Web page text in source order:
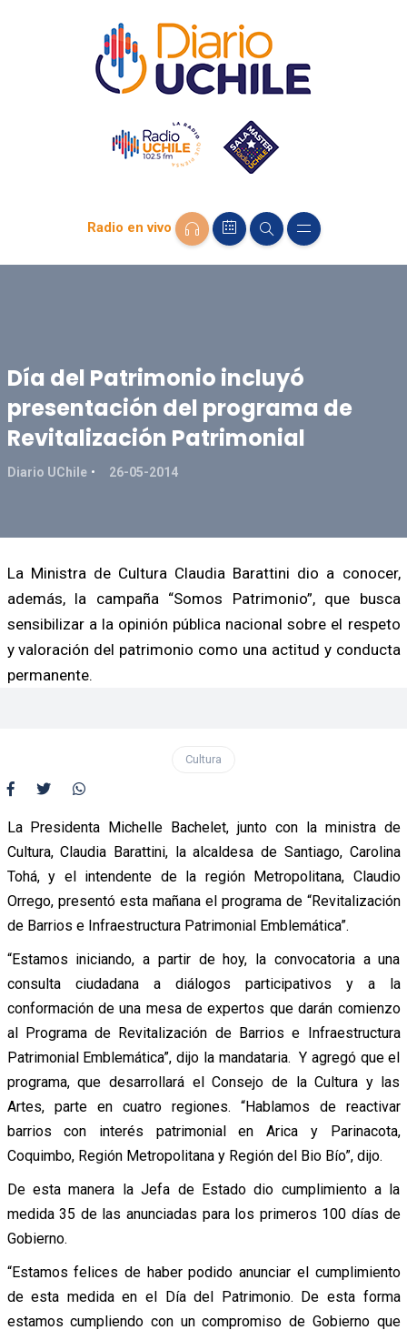
Radio en vivo
Día del Patrimonio incluyó
presentación del programa de
Revitalización Patrimonial
Diario UChile 26-05-2014
La Ministra de Cultura Claudia Barattini dio a conocer,
además, la campaña “Somos Patrimonio”, que busca
sensibilizar a la opinión pública nacional sobre el respeto
y valoración del patrimonio como una actitud y conducta
permanente.
Cultura
La Presidenta Michelle Bachelet, junto con la ministra de
Cultura, Claudia Barattini, la alcaldesa de Santiago, Carolina
Tohá, y el intendente de la región Metropolitana, Claudio
Orrego, presentó esta mañana el programa de “Revitalización
de Barrios e Infraestructura Patrimonial Emblemática”.
“Estamos iniciando, a partir de hoy, la convocatoria a una
consulta ciudadana a diálogos participativos y a la
conformación de una mesa de expertos que darán comienzo
al Programa de Revitalización de Barrios e Infraestructura
Patrimonial Emblemática”, dijo la mandataria. Y agregó que el
programa, que desarrollará el Consejo de la Cultura y las
Artes, parte en cuatro regiones. “Hablamos de reactivar
barrios con interés patrimonial en Arica y Parinacota,
Coquimbo, Región Metropolitana y Región del Bio Bío”, dijo.
De esta manera la Jefa de Estado dio cumplimiento a la
medida 35 de las anunciadas para los primeros 100 días de
Gobierno.
“Estamos felices de haber podido anunciar el cumplimiento
de esta medida en el Día del Patrimonio. De esta forma
estamos cumpliendo con un compromiso de Gobierno que